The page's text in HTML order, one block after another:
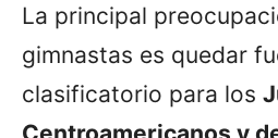
La principal
gimnastas es quedar
clasificatorio para los